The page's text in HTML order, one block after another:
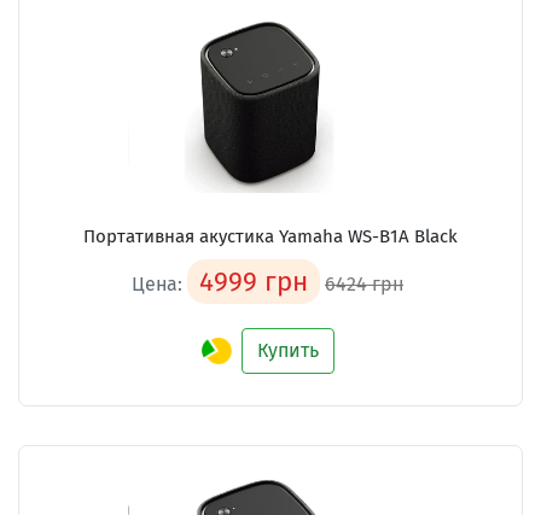
Портативная акустика Yamaha WS-B1A Black
Цена: 4999 грн 6424 грн
Купить